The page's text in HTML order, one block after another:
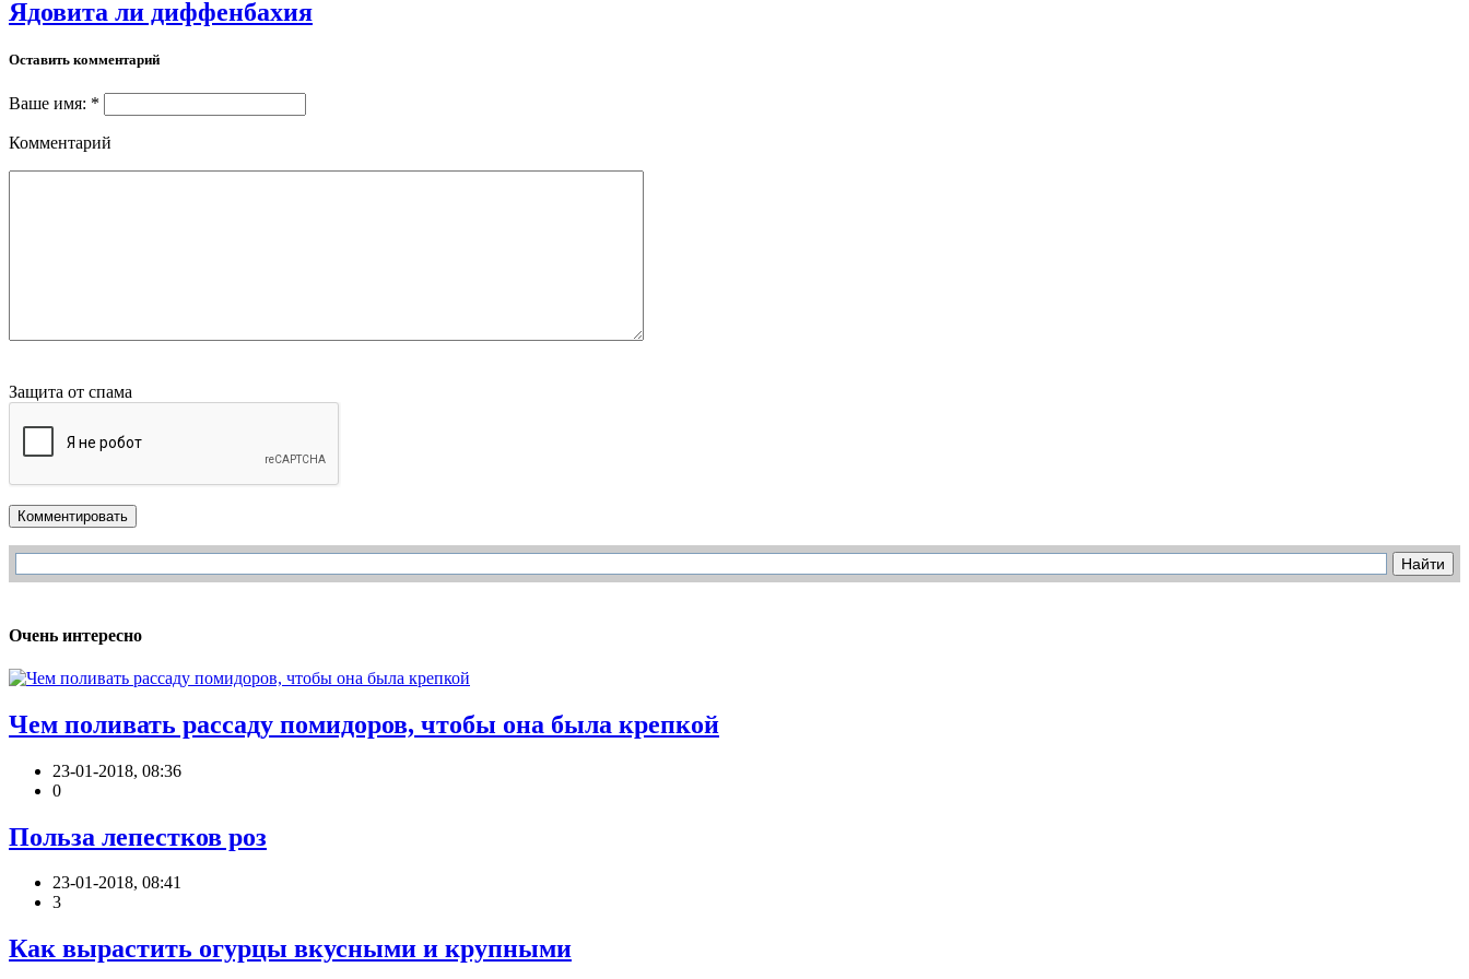
Ядовита ли диффенбахия
Оставить комментарий
Ваше имя: *
Комментарий
Защита от спама
Комментировать
Очень интересно
Чем поливать рассаду помидоров, чтобы она была крепкой
23-01-2018, 08:36
0
Польза лепестков роз
23-01-2018, 08:41
3
Как вырастить огурцы вкусными и крупными